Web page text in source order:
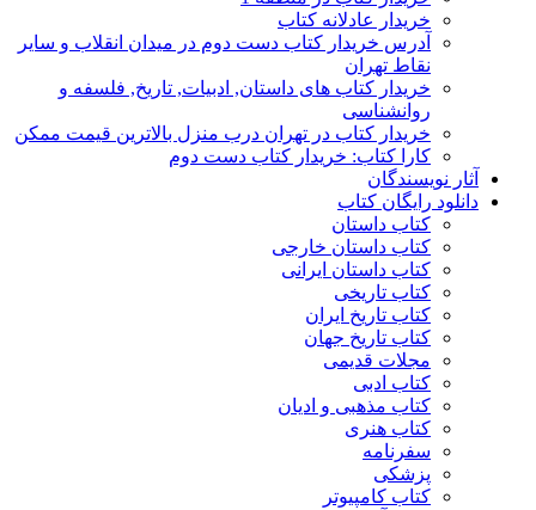
خریدار عادلانه کتاب
آدرس خریدار کتاب دست دوم در میدان انقلاب و سایر
نقاط تهران
خریدار کتاب های داستان, ادبیات, تاریخ, فلسفه و
روانشناسی
خریدار کتاب در تهران درب منزل بالاترین قیمت ممکن
کارا کتاب: خریدار کتاب دست دوم
آثار نویسندگان
دانلود رایگان کتاب
کتاب داستان
کتاب داستان خارجی
کتاب داستان ایرانی
کتاب تاریخی
کتاب تاریخ ایران
کتاب تاریخ جهان
مجلات قدیمی
کتاب ادبی
کتاب مذهبی و ادیان
کتاب هنری
سفرنامه
پزشکی
کتاب کامپیوتر